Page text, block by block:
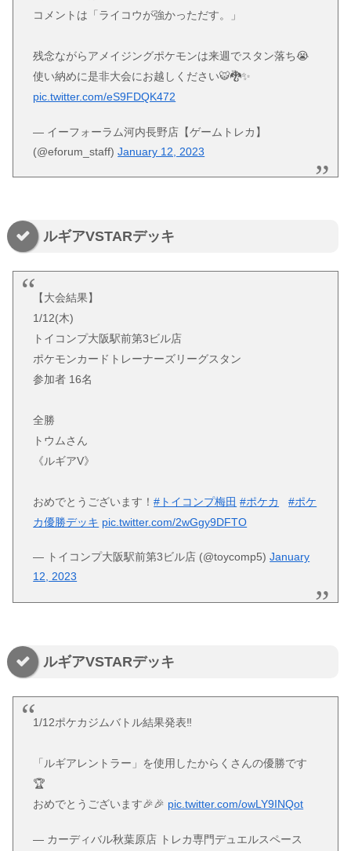
コメントは「ライコウが強かっただす。」
残念ながらアメイジングポケモンは来週でスタン落ち😭
使い納めに是非大会にお越しください🐯🐉✨
pic.twitter.com/eS9FDQK472
— イーフォーラム河内長野店【ゲームトレカ】
(@eforum_staff)January 12, 2023
ルギアVSTARデッキ
【大会結果】
1/12(木)
トイコンプ大阪駅前第3ビル店
ポケモンカードトレーナーズリーグスタン
参加者 16名
全勝
トウムさん
《ルギアV》
おめでとうございます！#トイコンプ梅田 #ポケカ
#ポケ
カ優勝デッキ pic.twitter.com/2wGgy9DFTO
— トイコンプ大阪駅前第3ビル店 (@toycomp5)January
12, 2023
ルギアVSTARデッキ
1/12ポケカジムバトル結果発表‼️
「ルギアレントラー」を使用したからくさんの優勝です
🏆
おめでとうございます🎉🎉 pic.twitter.com/owLY9INQot
— カーディバル秋葉原店 トレカ専門デュエルスペース